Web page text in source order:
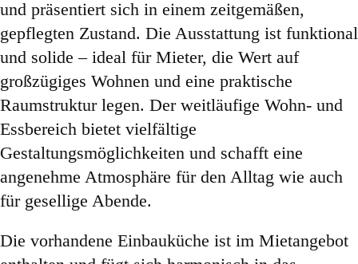
und präsentiert sich in einem zeitgemäßen,
gepflegten Zustand. Die Ausstattung ist funktional
und solide – ideal für Mieter, die Wert auf
großzügiges Wohnen und eine praktische
Raumstruktur legen. Der weitläufige Wohn- und
Essbereich bietet vielfältige
Gestaltungsmöglichkeiten und schafft eine
angenehme Atmosphäre für den Alltag wie auch
für gesellige Abende.
Die vorhandene Einbauküche ist im Mietangebot